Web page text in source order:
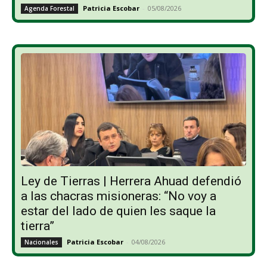
Agenda Forestal Patricia Escobar - 05/08/2026
Ley de Tierras | Herrera Ahuad defendió
a las chacras misioneras: “No voy a
estar del lado de quien les saque la
tierra”
Nacionales Patricia Escobar - 04/08/2026